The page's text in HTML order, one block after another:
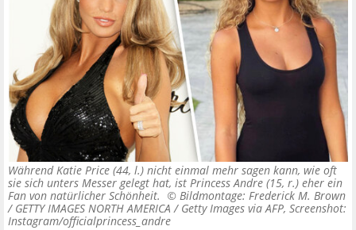
Während Katie Price (44, l.) nicht einmal mehr sagen kann, wie oft
sie sich unters Messer gelegt hat, ist Princess Andre (15, r.) eher ein
Fan von natürlicher Schönheit. © Bildmontage: Frederick M. Brown
/ GETTY IMAGES NORTH AMERICA / Getty Images via AFP, Screenshot:
Instagram/officialprincess_andre